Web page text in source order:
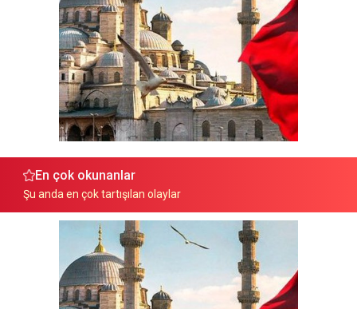
En çok okunanlar
Şu anda en çok tartışılan olaylar